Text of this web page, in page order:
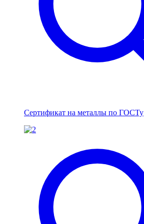
Сертификат на металлы по ГОСТу